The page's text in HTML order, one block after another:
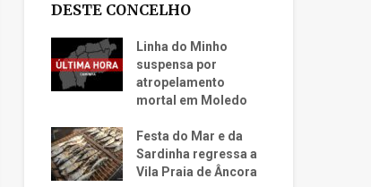
DESTE CONCELHO
Linha do Minho
suspensa por
atropelamento
mortal em Moledo
Festa do Mar e da
Sardinha regressa a
Vila Praia de Âncora